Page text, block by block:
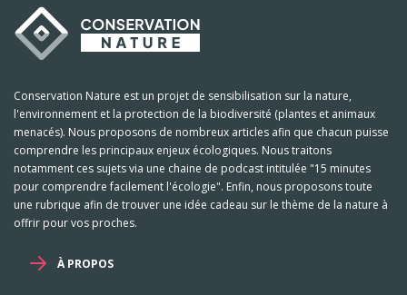
Conservation Nature est un projet de sensibilisation sur la nature,
l'environnement et la protection de la biodiversité (plantes et animaux
menacés). Nous proposons de nombreux articles afin que chacun puisse
comprendre les principaux enjeux écologiques. Nous traitons
notamment ces sujets via une chaine de podcast intitulée "15 minutes
pour comprendre facilement l'écologie". Enfin, nous proposons toute
une rubrique afin de trouver une idée cadeau sur le thème de la nature à
offrir pour vos proches.
À PROPOS